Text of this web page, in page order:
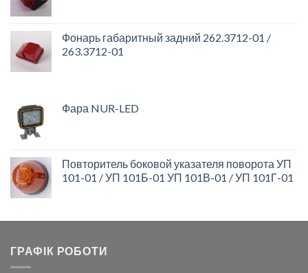
Фонарь габаритный задний 262.3712-01 /
263.3712-01
Фара NUR-LED
Повторитель боковой указателя поворота УП
101-01 / УП 101Б-01 УП 101В-01 / УП 101Г-01
ГРАФІК РОБОТИ